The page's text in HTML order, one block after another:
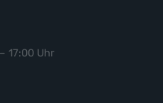
17:00 Uhr